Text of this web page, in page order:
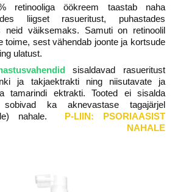
retinooliga öökreem taastab naha
liigset rasueritust, puhastades
neid väiksemaks. Samuti on retinoolil
toime, sest vähendab joonte ja kortsude
ulatust.
sisaldavad rasueritust
ja takjaektrakti ning niisutavate ja
tamarindi ektrakti. Tooted ei sisalda
ka aknevastase tagajärjel
nahale.
P-LIIN: PSORIAASIST
NAHALE